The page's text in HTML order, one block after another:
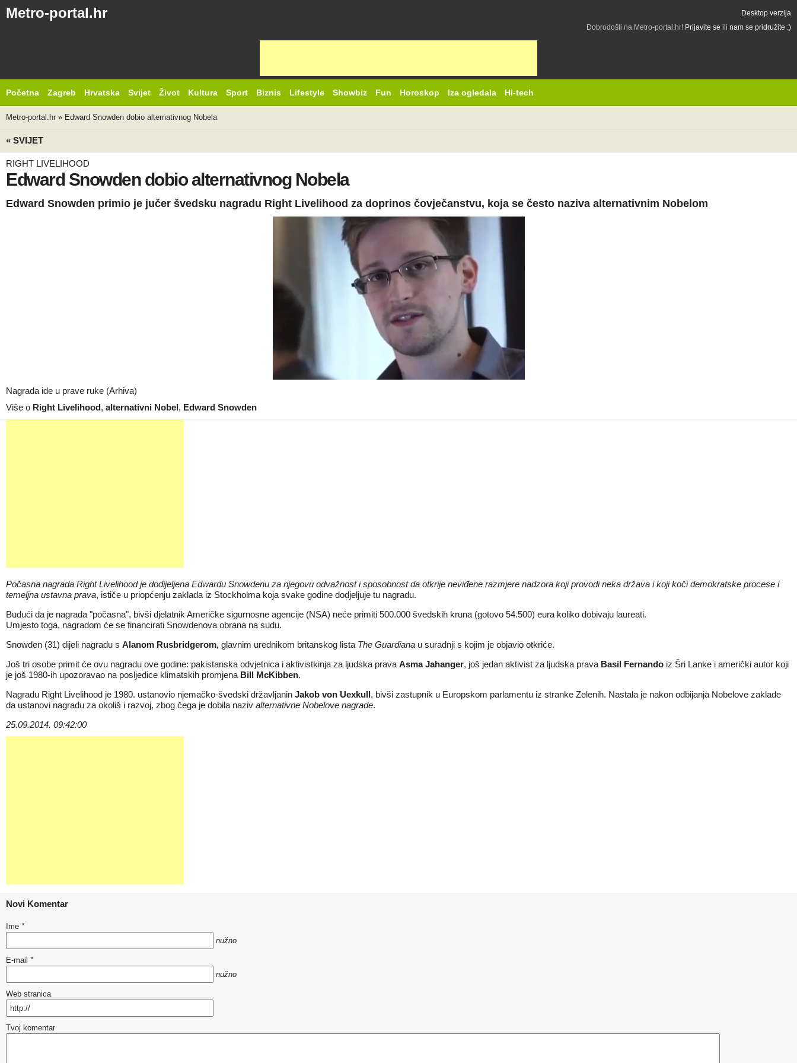
Metro-portal.hr
Desktop verzija
Dobrodošli na Metro-portal.hr! Prijavite se ili nam se pridružite :)
Početna Zagreb Hrvatska Svijet Život Kultura Sport Biznis Lifestyle Showbiz Fun Horoskop Iza ogledala Hi-tech
Metro-portal.hr » Edward Snowden dobio alternativnog Nobela
« SVIJET
RIGHT LIVELIHOOD
Edward Snowden dobio alternativnog Nobela
Edward Snowden primio je jučer švedsku nagradu Right Livelihood za doprinos čovječanstvu, koja se često naziva alternativnim Nobelom
Nagrada ide u prave ruke (Arhiva)
Više o Right Livelihood, alternativni Nobel, Edward Snowden
Počasna nagrada Right Livelihood je dodijeljena Edwardu Snowdenu za njegovu odvažnost i sposobnost da otkrije neviđene razmjere nadzora koji provodi neka država i koji koči demokratske procese i
temeljna ustavna prava, ističe u priopćenju zaklada iz Stockholma koja svake godine dodjeljuje tu nagradu.
Budući da je nagrada "počasna", bivši djelatnik Američke sigurnosne agencije (NSA) neće primiti 500.000 švedskih kruna (gotovo 54.500) eura koliko dobivaju laureati.
Umjesto toga, nagradom će se financirati Snowdenova obrana na sudu.
Snowden (31) dijeli nagradu s Alanom Rusbridgerom, glavnim urednikom britanskog lista The Guardiana u suradnji s kojim je objavio otkriće.
Još tri osobe primit će ovu nagradu ove godine: pakistanska odvjetnica i aktivistkinja za ljudska prava Asma Jahanger, još jedan aktivist za ljudska prava Basil Fernando iz Šri Lanke i američki autor koji
je još 1980-ih upozoravao na posljedice klimatskih promjena Bill McKibben.
Nagradu Right Livelihood je 1980. ustanovio njemačko-švedski državljanin Jakob von Uexkull, bivši zastupnik u Europskom parlamentu iz stranke Zelenih. Nastala je nakon odbijanja Nobelove zaklade
da ustanovi nagradu za okoliš i razvoj, zbog čega je dobila naziv alternativne Nobelove nagrade.
25.09.2014. 09:42:00
Novi Komentar
Ime *
nužno
E-mail *
nužno
Web stranica
Tvoj komentar